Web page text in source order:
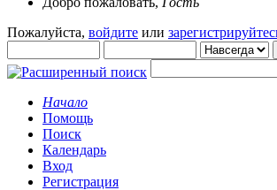
Пожалуйста, войдите или
Начало
Помощь
Поиск
Календарь
Вход
Регистрация